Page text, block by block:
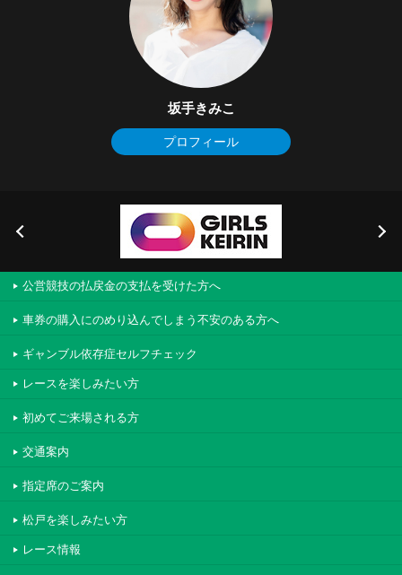
坂手きみこ
プロフィール
公営競技の払戻金の支払を受けた方へ
車券の購入にのめり込んでしまう不安のある方へ
ギャンブル依存症セルフチェック
レースを楽しみたい方
初めてご来場される方
交通案内
指定席のご案内
松戸を楽しみたい方
レース情報